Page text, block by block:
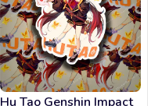
Hu Tao Genshin Impact